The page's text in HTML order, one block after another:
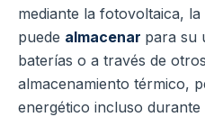
mediante la fotovoltaica,
puede almacenar para su
baterías o a través de
almacenamiento térmico,
energético incluso